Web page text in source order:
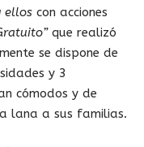
ellos con acciones
que realizó
se dispone de
y 3
cómodos y de
lana a sus familias.